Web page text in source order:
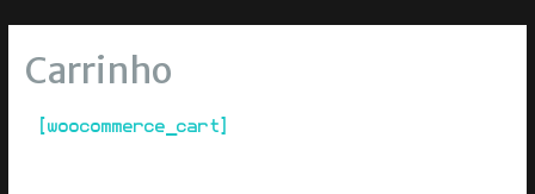
Carrinho
[woocommerce_cart]